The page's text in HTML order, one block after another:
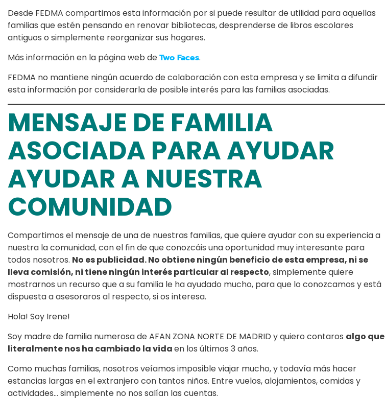
Desde FEDMA compartimos esta información por si puede resultar de utilidad para aquellas
familias que estén pensando en renovar bibliotecas, desprenderse de libros escolares
antiguos o simplemente reorganizar sus hogares.
Más información en la página web deTwo Faces.
FEDMA no mantiene ningún acuerdo de colaboración con esta empresa y se limita a difundir
esta información por considerarla de posible interés para las familias asociadas.
MENSAJE DE FAMILIA
ASOCIADA PARA AYUDAR
AYUDAR A NUESTRA
COMUNIDAD
Compartimos el mensaje de una de nuestras familias, que quiere ayudar con su experiencia a
nuestra la comunidad, con el fin de que conozcáis una oportunidad muy interesante para
todos nosotros. No es publicidad. No obtiene ningún beneficio de esta empresa, ni se
lleva comisión, ni tiene ningún interés particular al respecto, simplemente quiere
mostrarnos un recurso que a su familia le ha ayudado mucho, para que lo conozcamos y está
dispuesta a asesoraros al respecto, si os interesa.
Hola! Soy Irene!
Soy madre de familia numerosa de AFAN ZONA NORTE DE MADRID y quiero contaros algo que
literalmente nos ha cambiado la vidaen los últimos 3 años.
Como muchas familias, nosotros veíamos imposible viajar mucho, y todavía más hacer
estancias largas en el extranjero con tantos niños. Entre vuelos, alojamientos, comidas y
actividades… simplemente no nos salían las cuentas.